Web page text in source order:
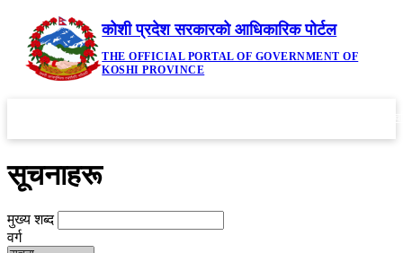
कोशी प्रदेश सरकारको आधिकारिक पोर्टल
THE OFFICIAL PORTAL OF GOVERNMENT OF
KOSHI PROVINCE
सूचनाहरू
मुख्य शब्द
वर्ग